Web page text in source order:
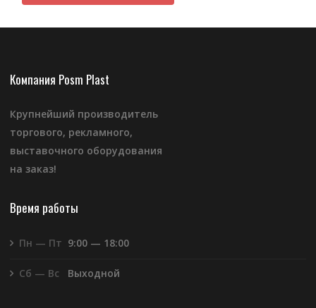
Компания Posm Plast
Крупнейший производитель
торгового, рекламного,
выставочного оборудования
на заказ!
Время работы
Пн — Пт 9:00 — 18:00
Сб — Вс Выходной